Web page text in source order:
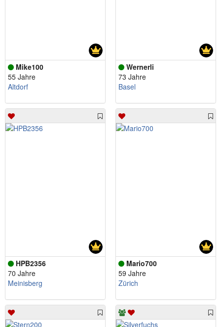
Mike100
55 Jahre
Altdorf
Wernerli
73 Jahre
Basel
HPB2356
70 Jahre
Meinisberg
Mario700
59 Jahre
Zürich